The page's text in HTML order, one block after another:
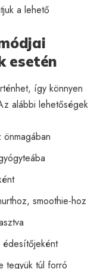
a lehető
esetén
így könnyen
alábbi lehetőségek
smoothie-hoz
édesítőjeként
tegyük túl forró